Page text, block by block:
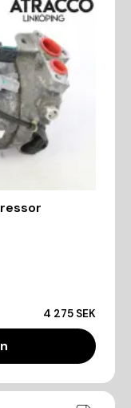
4 275 SEK